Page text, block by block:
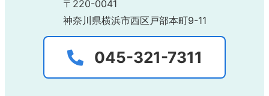
〒220-0041
神奈川県横浜市西区戸部本町9-11
045-321-7311